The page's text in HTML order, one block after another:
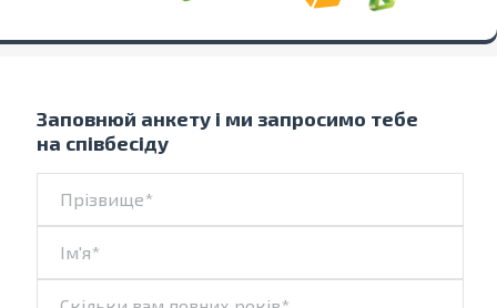
Заповнюй анкету і ми запросимо тебе
на співбесіду